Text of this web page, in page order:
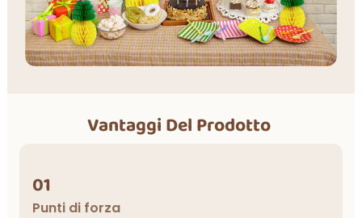
Vantaggi Del Prodotto
01
Punti di forza